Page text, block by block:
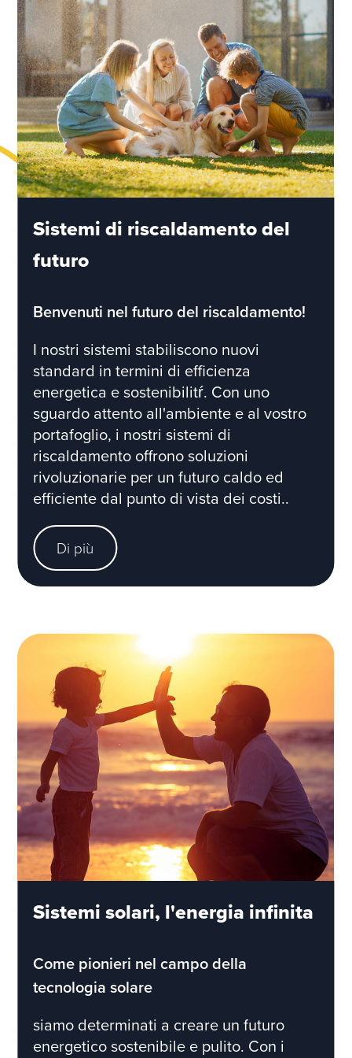
Sistemi di riscaldamento del
futuro
Benvenuti nel futuro del riscaldamento!
I nostri sistemi stabiliscono nuovi
standard in termini di efficienza
energetica e sostenibilitŕ. Con uno
sguardo attento all'ambiente e al vostro
portafoglio, i nostri sistemi di
riscaldamento offrono soluzioni
rivoluzionarie per un futuro caldo ed
efficiente dal punto di vista dei costi..
Di più
Sistemi solari, l'energia infinita
Come pionieri nel campo della
tecnologia solare
siamo determinati a creare un futuro
energetico sostenibile e pulito. Con i